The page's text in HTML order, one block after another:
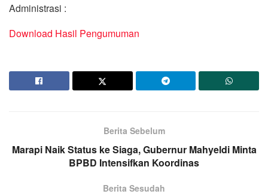
Administrasi :
Download Hasil Pengumuman
Berita Sebelum
Marapi Naik Status ke Siaga, Gubernur Mahyeldi Minta
BPBD Intensifkan Koordinas
Berita Sesudah